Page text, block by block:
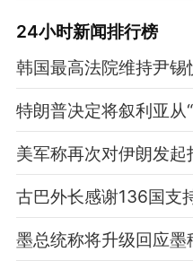
24小时新闻排行榜
特朗普决定将叙利亚从
美军称再次对伊朗发起